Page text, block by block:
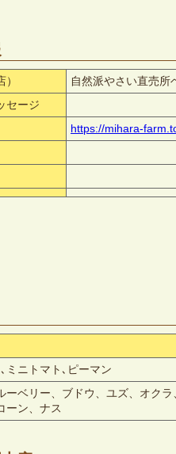
自然派やさい直売所
セージ
https://mihara-
ミニトマト､ピーマン
ーベリー、ブドウ、ユズ、オク
ーン、ナス